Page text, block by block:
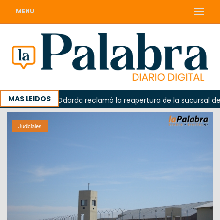
MENU
MAS LEIDOSOdarda reclamó la reapertura de la sucursal del
Judiciales